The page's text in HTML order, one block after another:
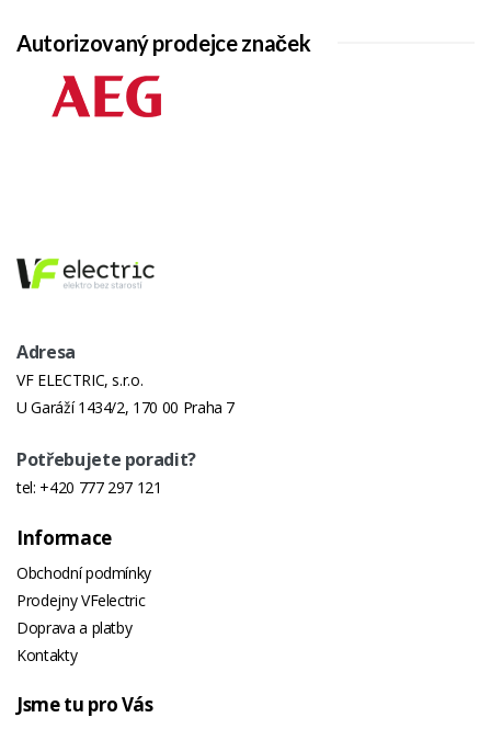
Autorizovaný prodejce značek
Adresa
VF ELECTRIC, s.r.o.
U Garáží 1434/2, 170 00 Praha 7
Potřebujete poradit?
tel: +420 777 297 121
Informace
Obchodní podmínky
Prodejny VFelectric
Doprava a platby
Kontakty
Jsme tu pro Vás